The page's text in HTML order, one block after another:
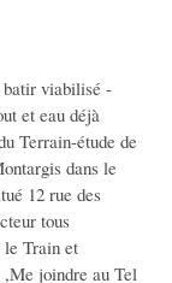
batir viabilisé -
et eau déjà
Terrain-étude de
dans le
12 rue des
tous
le Train et
joindre au Tel